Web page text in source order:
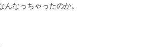
んなっちゃったのか。